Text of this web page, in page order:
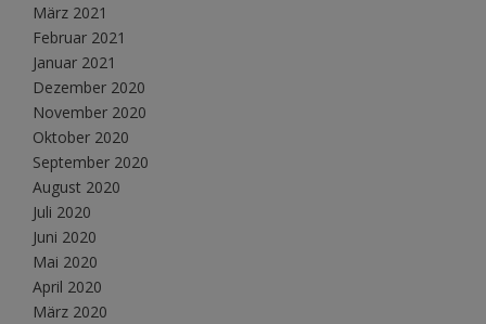
März 2021
Februar 2021
Januar 2021
Dezember 2020
November 2020
Oktober 2020
September 2020
August 2020
Juli 2020
Juni 2020
Mai 2020
April 2020
März 2020